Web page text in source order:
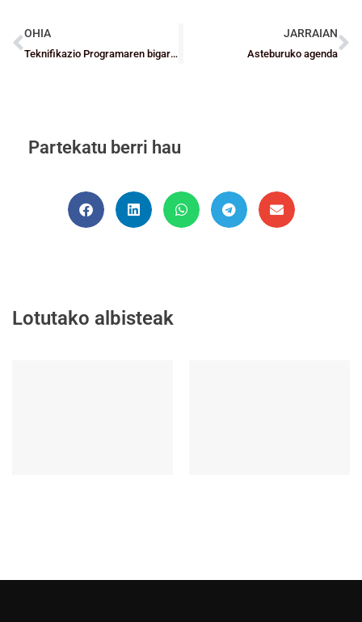
OHIA
Teknifikazio Programaren bigarren deialdia
JARRAIAN
Asteburuko agenda
Partekatu berri hau
Lotutako albisteak